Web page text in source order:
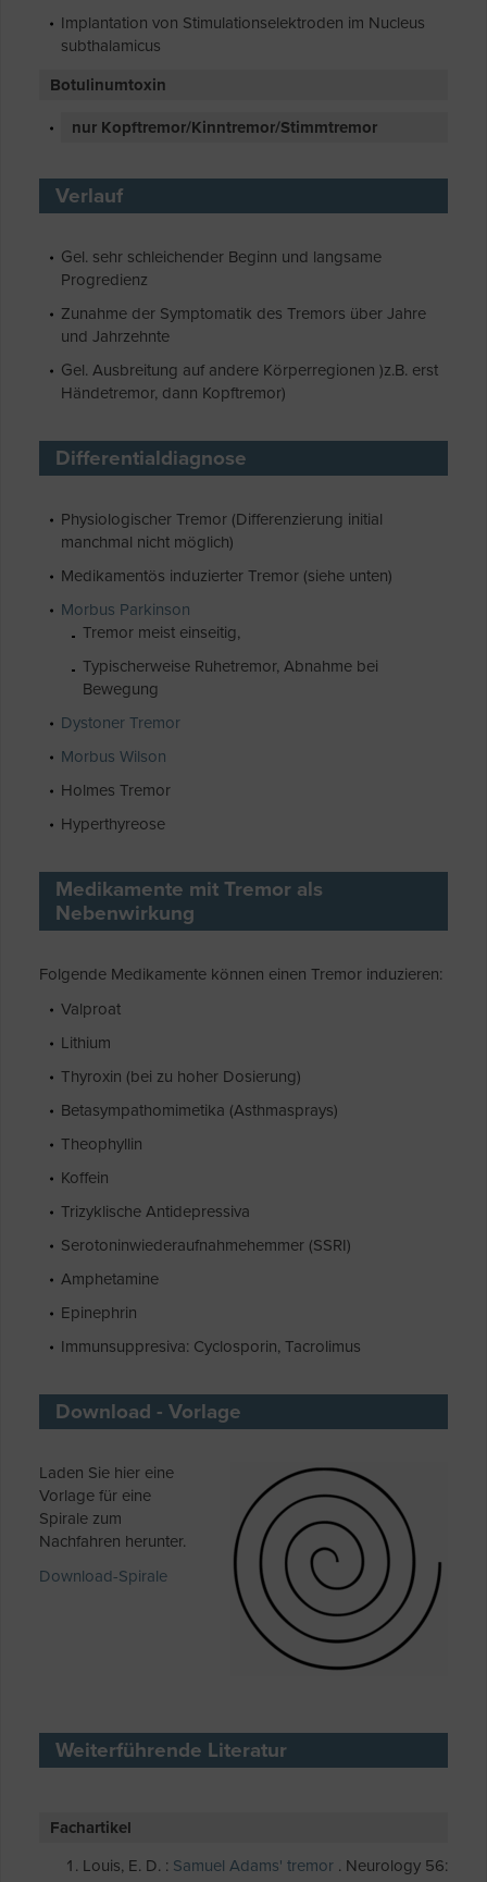
Implantation von Stimulationselektroden im Nucleus
subthalamicus
Botulinumtoxin
nur Kopftremor/Kinntremor/Stimmtremor
Verlauf
Gel. sehr schleichender Beginn und langsame
Progredienz
Zunahme der Symptomatik des Tremors über Jahre
und Jahrzehnte
Gel. Ausbreitung auf andere Körperregionen )z.B. erst
Händetremor, dann Kopftremor)
Differentialdiagnose
Physiologischer Tremor (Differenzierung initial
manchmal nicht möglich)
Medikamentös induzierter Tremor (siehe unten)
Morbus Parkinson
Tremor meist einseitig,
Typischerweise Ruhetremor, Abnahme bei
Bewegung
Dystoner Tremor
Morbus Wilson
Holmes Tremor
Hyperthyreose
Medikamente mit Tremor als
Nebenwirkung
Folgende Medikamente können einen Tremor induzieren:
Valproat
Lithium
Thyroxin (bei zu hoher Dosierung)
Betasympathomimetika (Asthmasprays)
Theophyllin
Koffein
Trizyklische Antidepressiva
Serotoninwiederaufnahmehemmer (SSRI)
Amphetamine
Epinephrin
Immunsuppresiva: Cyclosporin, Tacrolimus
Download - Vorlage
Laden Sie hier eine
Vorlage für eine
Spirale zum
Nachfahren herunter.
Download-Spirale
Weiterführende Literatur
Fachartikel
Louis, E. D. : Samuel Adams' tremor . Neurology 56: